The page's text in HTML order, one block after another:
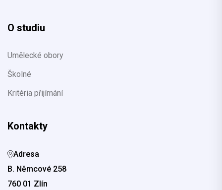
O studiu
Umělecké obory
Školné
Kritéria přijímání
Kontakty
Adresa
B. Němcové 258
760 01 Zlín